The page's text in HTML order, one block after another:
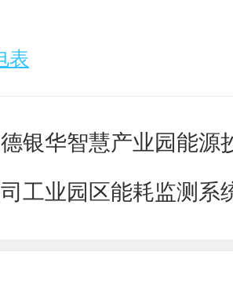
表
银华智慧产业园能源
工业园区能耗监测系